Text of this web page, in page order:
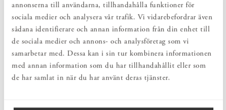
annonserna till användarna, tillhandahålla funktioner för
sociala medier och analysera vår trafik. Vi vidarebefordrar även
sådana identifierare och annan information från din enhet till
de sociala medier och annons- och analysföretag som vi
samarbetar med. Dessa kan i sin tur kombinera informationen
med annan information som du har tillhandahållit eller som
de har samlat in när du har använt deras tjänster.
före, under och efter ditt köp.
LIVSLÅNG KÄRLEK
Vi tillhandahåller möbelvårdsprodukter, reservdelar och möbelrenoveringar
PRODUKTBESKRIVNING